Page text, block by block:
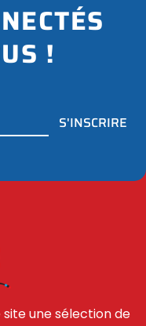
!
S'INSCRIRE
une sélection de